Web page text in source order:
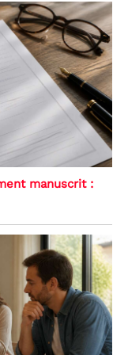
manuscrit :